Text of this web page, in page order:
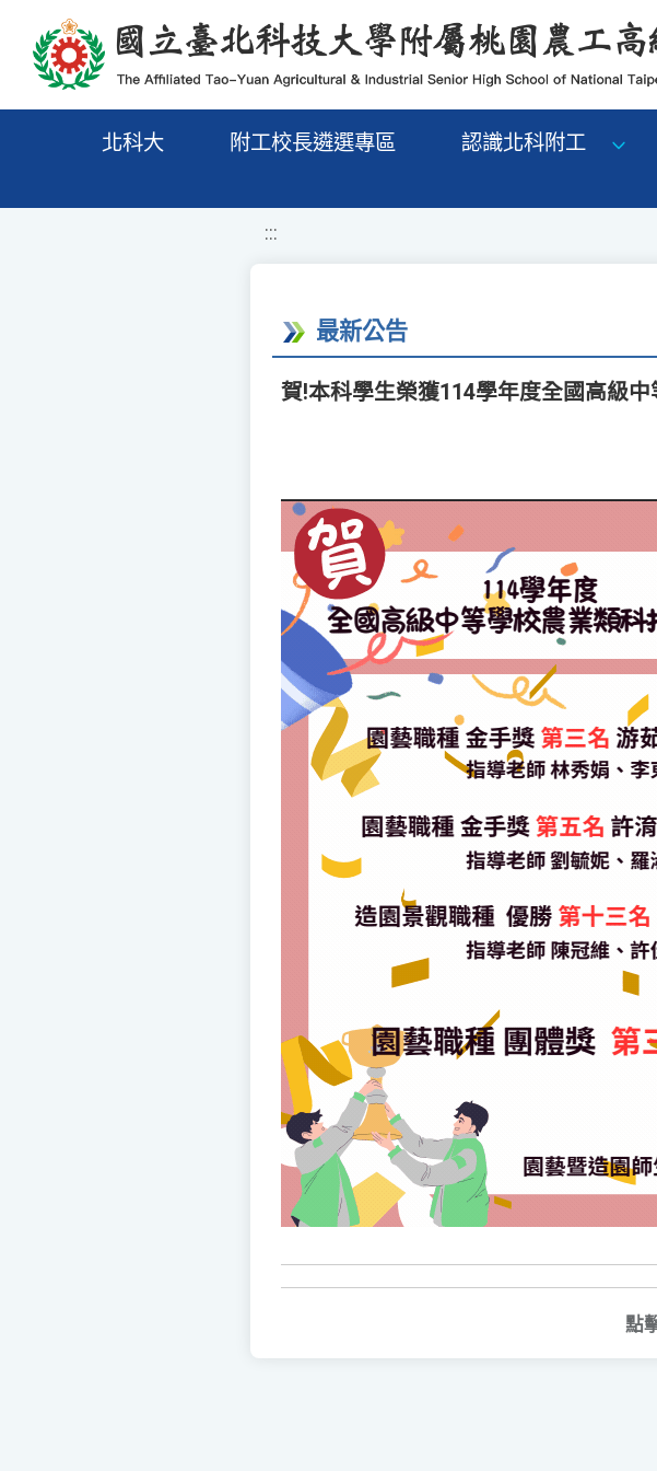
移至網頁之主要內容區位置
北科大 附工校長遴選專區 認識北科附工
:::
最新公告
賀!本科學生榮獲114學年度全國高級
點